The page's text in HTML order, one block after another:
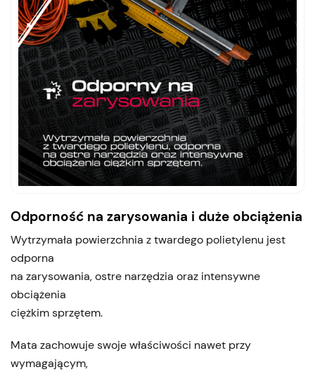
Odporność na zarysowania i duże obciążenia
Wytrzymała powierzchnia z twardego polietylenu jest
odporna
na zarysowania, ostre narzędzia oraz intensywne
obciążenia
ciężkim sprzętem.
Mata zachowuje swoje właściwości nawet przy
wymagającym,